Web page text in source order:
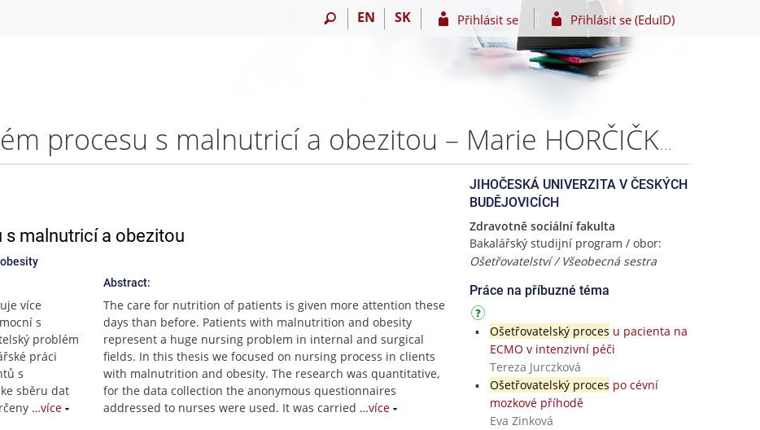
EN SK Přihlásit se Přihlásit se (EduID)
Rizika v ošetřovatelském procesu s malnutricí a obezitou – Marie HORČIČKOVÁ
malnutricí a obezitou
více
s
problém
práci
s
sběru dat
…více
Abstract:
The care for nutrition of patients is given more attention these
days than before. Patients with malnutrition and obesity
represent a huge nursing problem in internal and surgical
fields. In this thesis we focused on nursing process in clients
with malnutrition and obesity. The research was quantitative,
for the data collection the anonymous questionnaires
addressed to nurses were used. It was carried …více
JIHOČESKÁ UNIVERZITA V ČESKÝCH
BUDĚJOVICÍCH
Zdravotně sociální fakulta
Bakalářský studijní program / obor:
Ošetřovatelství / Všeobecná sestra
Práce na příbuzné téma
Ošetřovatelský proces u pacienta na
ECMO v intenzivní péči
Tereza Jurczková
Ošetřovatelský proces po cévní
mozkové příhodě
Eva Zinková